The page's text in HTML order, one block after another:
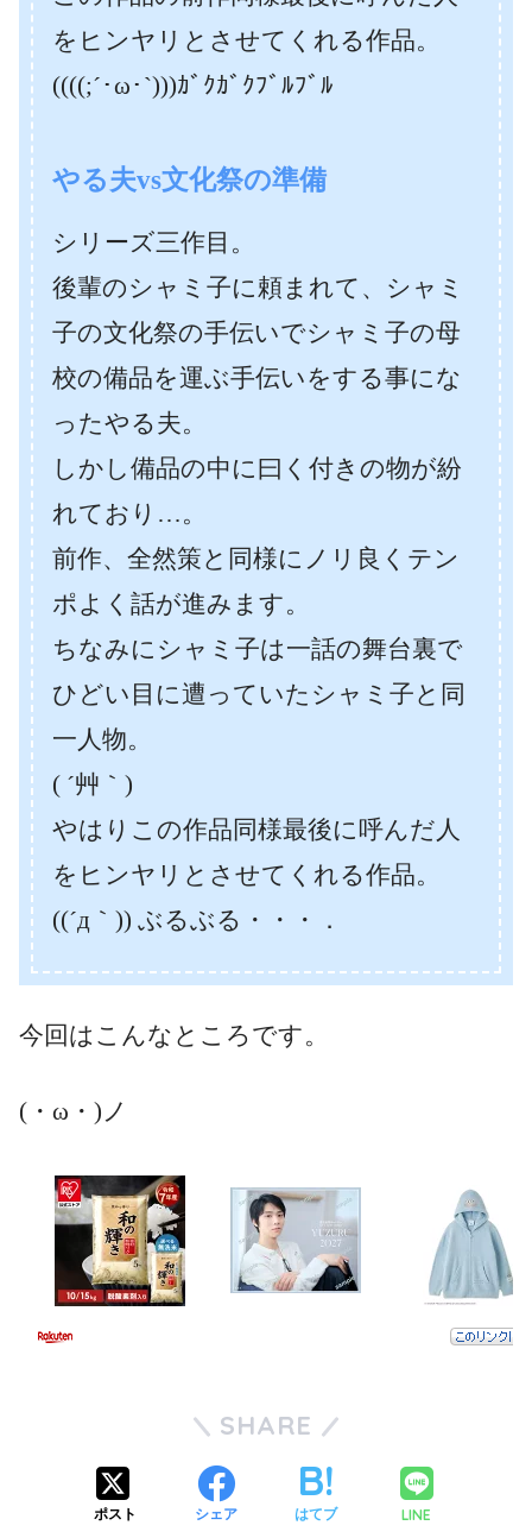
をヒンヤリとさせてくれる作品。
((((;´･ω･`)))ｶﾞｸｶﾞｸﾌﾞﾙﾌﾞﾙ
やる夫vs文化祭の準備
シリーズ三作目。
後輩のシャミ子に頼まれて、シャミ
子の文化祭の手伝いでシャミ子の母
校の備品を運ぶ手伝いをする事にな
ったやる夫。
しかし備品の中に曰く付きの物が紛
れており…。
前作、全然策と同様にノリ良くテン
ポよく話が進みます。
ちなみにシャミ子は一話の舞台裏で
ひどい目に遭っていたシャミ子と同
一人物。
( ´艸｀)
やはりこの作品同様最後に呼んだ人
をヒンヤリとさせてくれる作品。
((´д｀)) ぶるぶる・・・．
今回はこんなところです。
(・ω・)ノ
SHARE
ポスト シェア はてブ LINE